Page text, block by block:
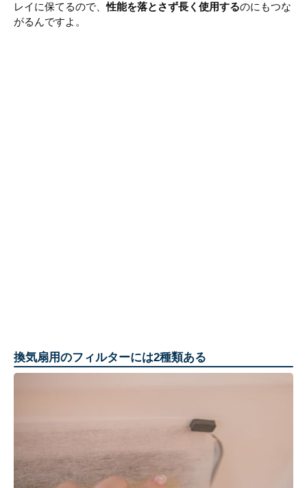
レイに保てるので、性能を落とさず長く使用するのにもつな
がるんですよ。
換気扇用のフィルターには2種類ある